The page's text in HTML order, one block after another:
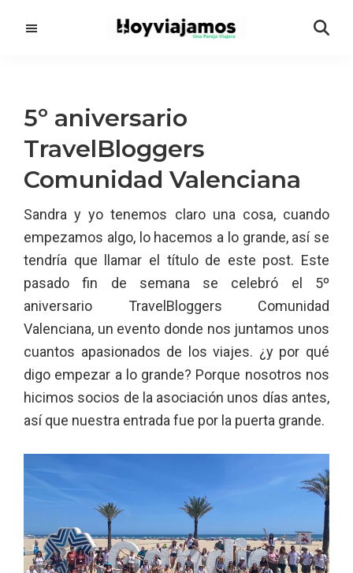
principal
5º aniversario
TravelBloggers
Comunidad Valenciana
Sandra y yo tenemos claro una cosa, cuando
empezamos algo, lo hacemos a lo grande, así se
tendría que llamar el título de este post. Este
pasado fin de semana se celebró el 5º
aniversario TravelBloggers Comunidad
Valenciana, un evento donde nos juntamos unos
cuantos apasionados de los viajes. ¿y por qué
digo empezar a lo grande? Porque nosotros nos
hicimos socios de la asociación unos días antes,
así que nuestra entrada fue por la puerta grande.